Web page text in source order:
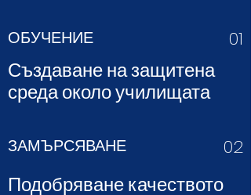
ОБУЧЕНИЕ 01
Създаване на защитена
среда около училищата
ЗАМЪРСЯВАНЕ 02
Подобряване качеството